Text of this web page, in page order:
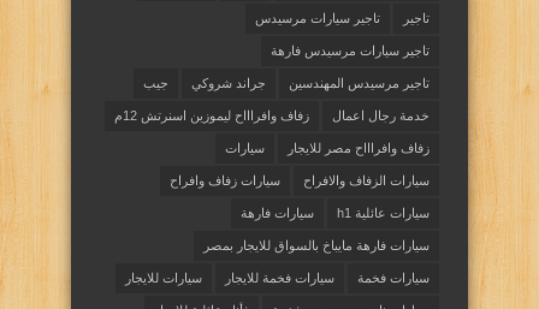
تاجير تاجير سيارات مرسيدس
تاجير سيارات مرسيدس فارهة
تاجير مرسيدس المهندسين جراند شروكي جيب
خدمة رجال اعمال زفاف وافراااح ليموزين اسنرتش 12م
زفاف وافراااح مصر للايجار سيارات
سيارات الزفاف والافراح سيارات زفاف وافراح
سيارات عائلية h1 سيارات فارهة
سيارات فارهة مايباخ بالسواق للايجار بمصر
سيارات فخمة سيارات فخمة للايجار سيارات للايجار